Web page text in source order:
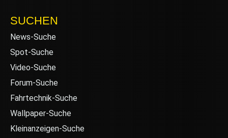
SUCHEN
News-Suche
Spot-Suche
Video-Suche
Forum-Suche
Fahrtechnik-Suche
Wallpaper-Suche
Kleinanzeigen-Suche